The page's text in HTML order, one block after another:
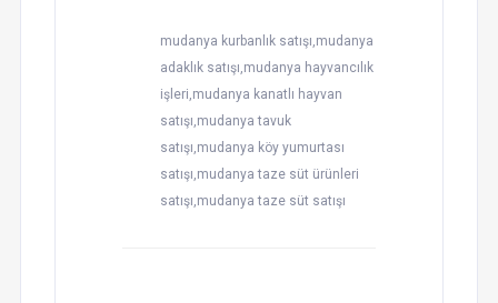
mudanya kurbanlık satışı,mudanya
adaklık satışı,mudanya hayvancılık
işleri,mudanya kanatlı hayvan
satışı,mudanya tavuk
satışı,mudanya köy yumurtası
satışı,mudanya taze süt ürünleri
satışı,mudanya taze süt satışı